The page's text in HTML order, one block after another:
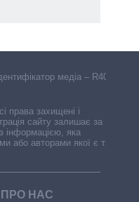
медіа – R40-
права захищені і
сайту залишає за
інформацією, яка
або авторами якої є треті
ПРО НАС